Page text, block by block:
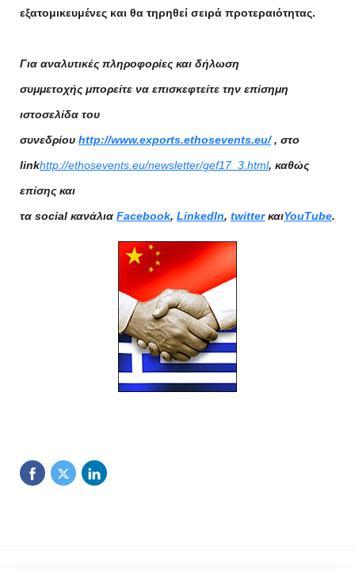
εξατομικευμένες και θα τηρηθεί σειρά προτεραιότητας.
Για αναλυτικές πληροφορίες και δήλωση
συμμετοχής μπορείτε να επισκεφτείτε την επίσημη
ιστοσελίδα του
συνεδρίου http://www.exports.ethosevents.eu/, στο
linkhttp://ethosevents.eu/newsletter/gef17_3.html, καθώς
επίσης και
τα social κανάλια Facebook, LinkedIn, twitterκαιYouTube.